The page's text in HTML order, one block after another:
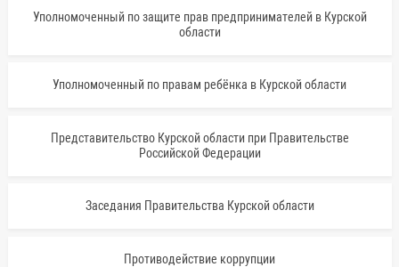
Уполномоченный по защите прав предпринимателей в Курской
области
Уполномоченный по правам ребёнка в Курской области
Представительство Курской области при Правительстве
Российской Федерации
Заседания Правительства Курской области
Противодействие коррупции